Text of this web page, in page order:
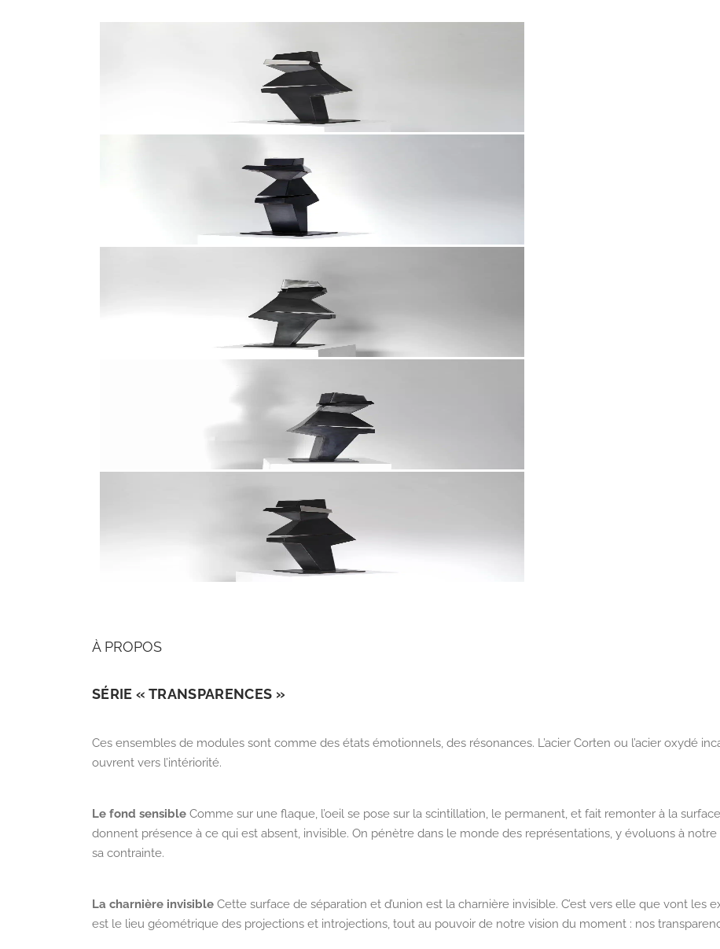
À PROPOS
SÉRIE « TRANSPARENCES »
Ces ensembles de modules sont comme des états émotionnels, des résonances. L’acier Corten ou l’acier oxydé
ouvrent vers l’intériorité.
Le fond sensible Comme sur une flaque, l’oeil se pose sur la scintillation, le permanent, et fait remonter à la
donnent présence à ce qui est absent, invisible. On pénètre dans le monde des représentations, y évoluons à
sa contrainte.
La charnière invisible Cette surface de séparation et d’union est la charnière invisible. C’est vers elle que vont
est le lieu géométrique des projections et introjections, tout au pouvoir de notre vision du moment : nos